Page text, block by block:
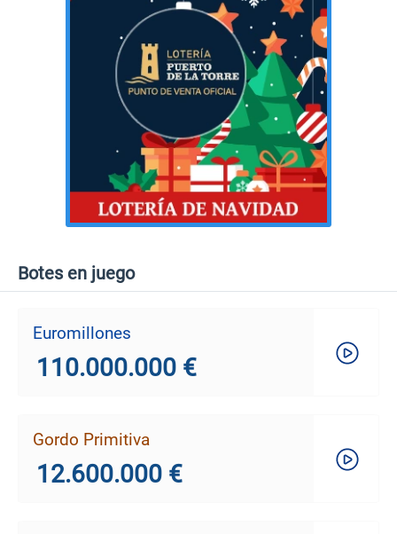
Botes en juego
Euromillones
110.000.000 €
Gordo Primitiva
12.600.000 €